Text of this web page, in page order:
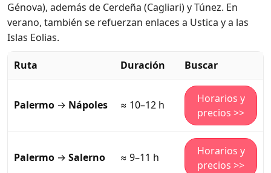
Génova), además de Cerdeña (Cagliari) y Túnez. En
verano, también se refuerzan enlaces a Ustica y a las
Islas Eolias.
Ruta Duración Buscar
Palermo → Nápoles ≈ 10–12 h
Horarios y
precios >>
Palermo → Salerno ≈ 9–11 h
Horarios y
precios >>